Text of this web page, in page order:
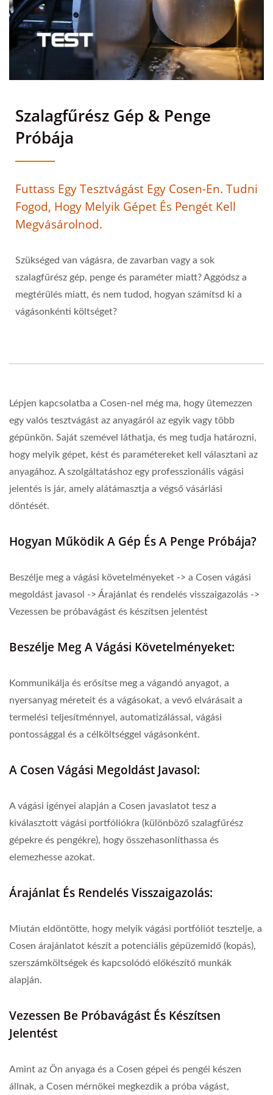
Szalagfűrész Gép & Penge
Próbája
Futtass Egy Tesztvágást Egy Cosen-En. Tudni
Fogod, Hogy Melyik Gépet És Pengét Kell
Megvásárolnod.
Szükséged van vágásra, de zavarban vagy a sok
szalagfűrész gép, penge és paraméter miatt? Aggódsz a
megtérülés miatt, és nem tudod, hogyan számítsd ki a
vágásonkénti költséget?
Lépjen kapcsolatba a Cosen-nel még ma, hogy ütemezzen
egy valós tesztvágást az anyagáról az egyik vagy több
gépünkön. Saját szemével láthatja, és meg tudja határozni,
hogy melyik gépet, kést és paramétereket kell választani az
anyagához. A szolgáltatáshoz egy professzionális vágási
jelentés is jár, amely alátámasztja a végső vásárlási
döntését.
Hogyan Működik A Gép És A Penge Próbája?
Beszélje meg a vágási követelményeket -> a Cosen vágási
megoldást javasol -> Árajánlat és rendelés visszaigazolás ->
Vezessen be próbavágást és készítsen jelentést
Beszélje Meg A Vágási Követelményeket:
Kommunikálja és erősítse meg a vágandó anyagot, a
nyersanyag méreteit és a vágásokat, a vevő elvárásait a
termelési teljesítménnyel, automatizálással, vágási
pontossággal és a célköltséggel vágásonként.
A Cosen Vágási Megoldást Javasol:
A vágási igényei alapján a Cosen javaslatot tesz a
kiválasztott vágási portfóliókra (különböző szalagfűrész
gépekre és pengékre), hogy összehasonlíthassa és
elemezhesse azokat.
Árajánlat És Rendelés Visszaigazolás:
Miután eldöntötte, hogy melyik vágási portfóliót tesztelje, a
Cosen árajánlatot készít a potenciális gépüzemidő (kopás),
szerszámköltségek és kapcsolódó előkészítő munkák
alapján.
Vezessen Be Próbavágást És Készítsen
Jelentést
Amint az Ön anyaga és a Cosen gépei és pengéi készen
állnak, a Cosen mérnökei megkezdik a próba vágást,